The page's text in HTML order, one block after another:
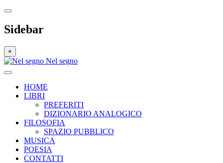
Sidebar
×
Nel segno
HOME
LIBRI
PREFERITI
DIZIONARIO ANALOGICO
FILOSOFIA
SPAZIO PUBBLICO
MUSICA
POESIA
CONTATTI